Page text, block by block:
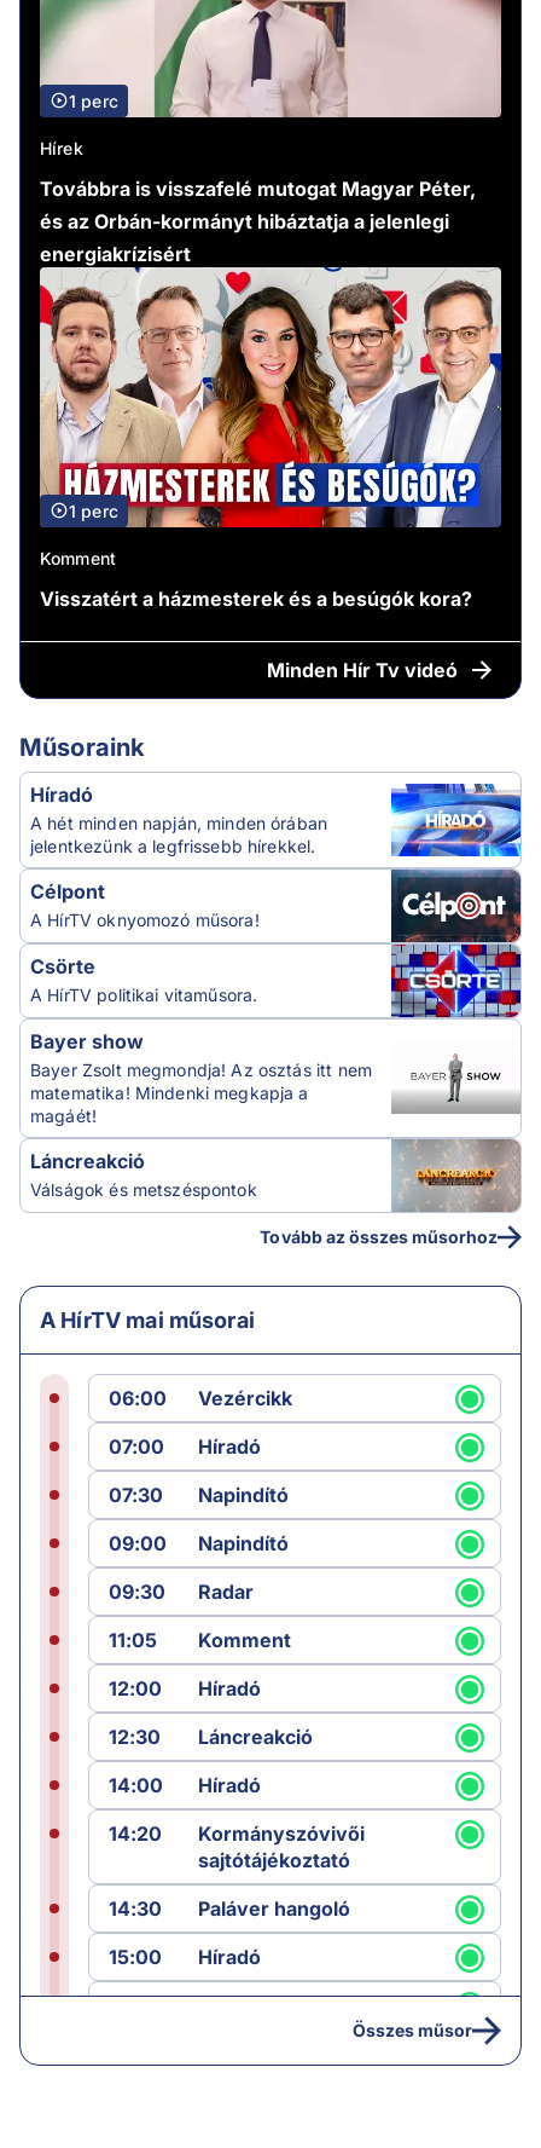
1 perc
Hírek
Továbbra is visszafelé mutogat Magyar Péter,
és az Orbán-kormányt hibáztatja a jelenlegi
energiakrízisért
1 perc
Komment
Visszatért a házmesterek és a besúgók kora?
Minden Hír Tv videó
Műsoraink
Híradó
A hét minden napján, minden órában
jelentkezünk a legfrissebb hírekkel.
Célpont
A HírTV oknyomozó műsora!
Csörte
A HírTV politikai vitaműsora.
Bayer show
Bayer Zsolt megmondja! Az osztás itt nem
matematika! Mindenki megkapja a
magáét!
Láncreakció
Válságok és metszéspontok
Tovább az összes műsorhoz
A HírTV mai műsorai
06:00
Vezércikk
07:00
Híradó
07:30
Napindító
09:00
Napindító
09:30
Radar
11:05
Komment
12:00
Híradó
12:30
Láncreakció
14:00
Híradó
14:20
Kormányszóvivői
sajtótájékoztató
14:30
Paláver hangoló
15:00
Híradó
15:30
Paláver
Összes műsor